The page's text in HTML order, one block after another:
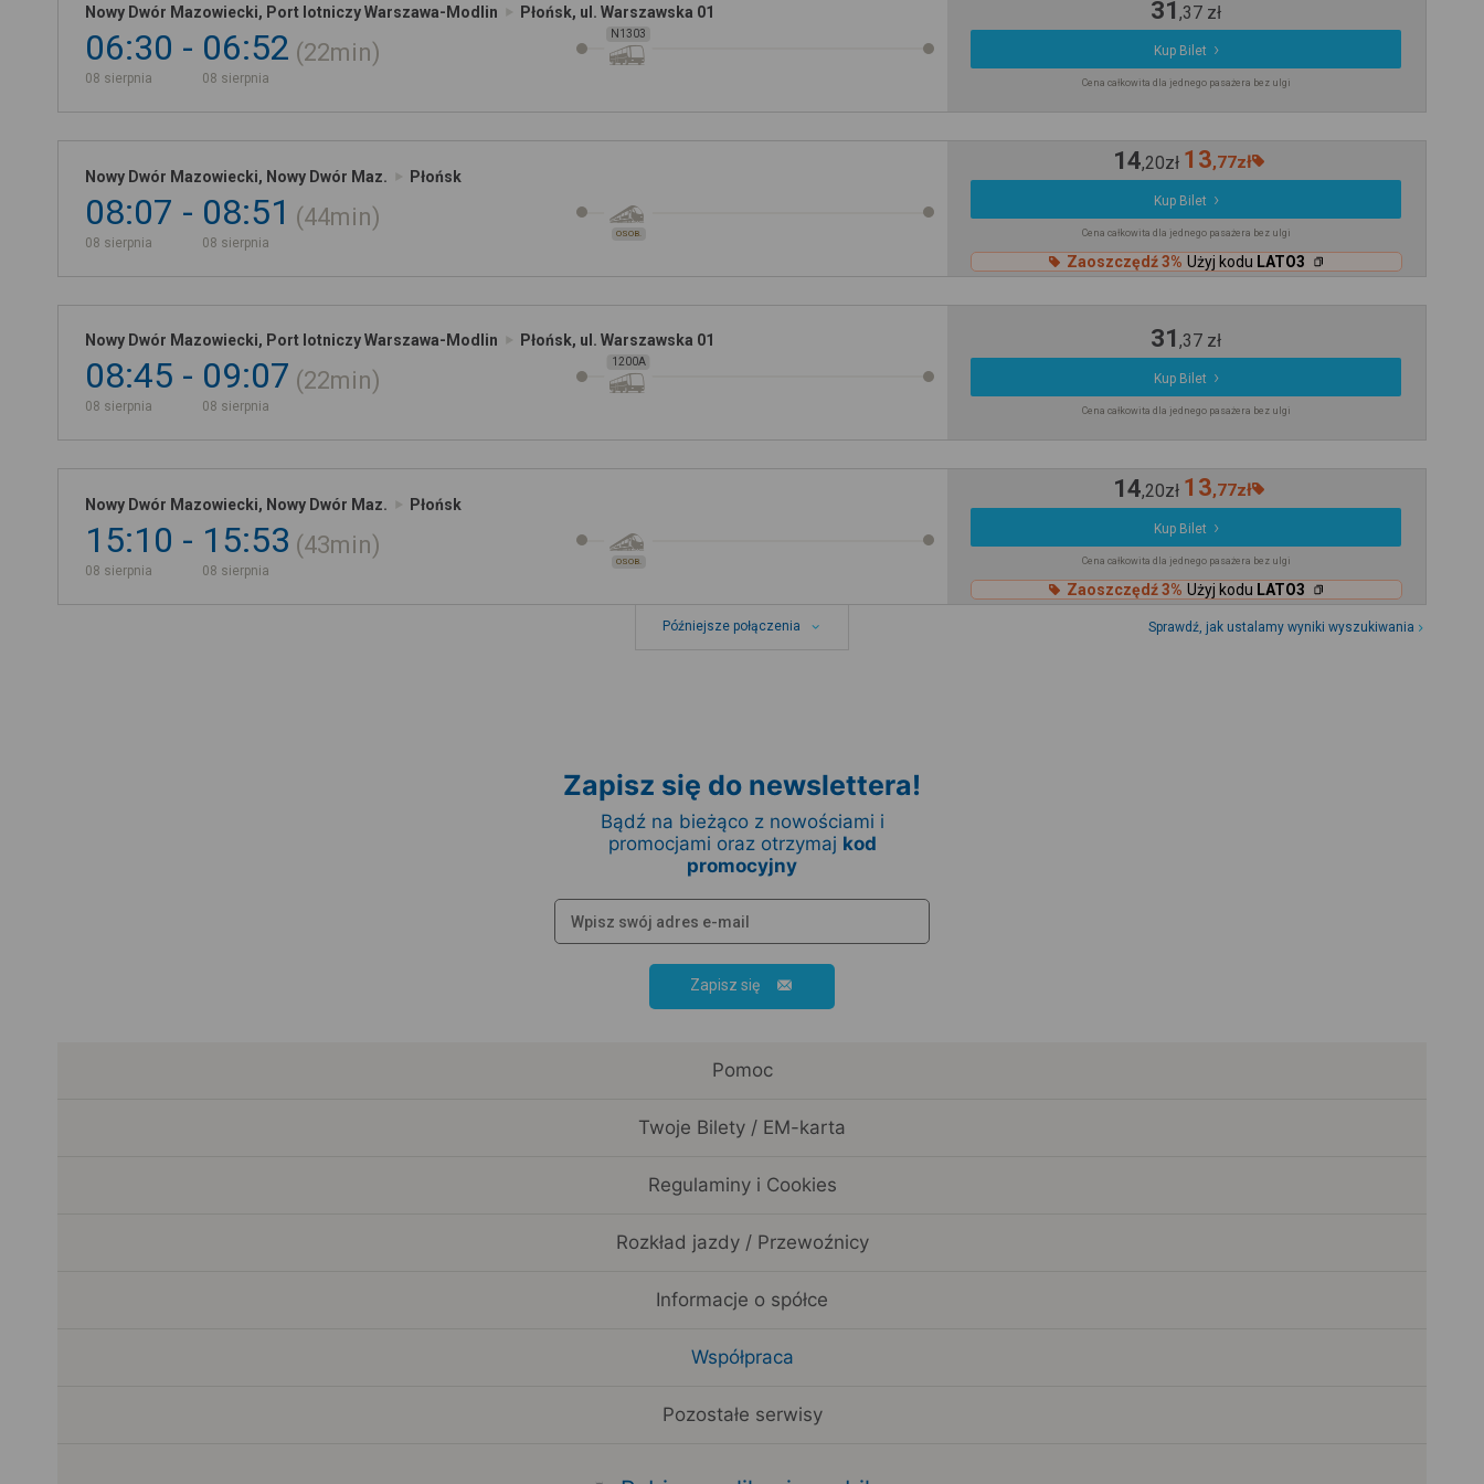
Nowy Dwór Mazowiecki, Port lotniczy Warszawa-Modlin Płońsk, ul. Warszawska 01
06:30
08 sierpnia
06:52
08 sierpnia
22min
N1303
31,37 zł
Kup Bilet
Cena całkowita dla jednego pasażera bez ulgi
Nowy Dwór Mazowiecki, Nowy Dwór Maz. Płońsk
08:07
08 sierpnia
08:51
08 sierpnia
44min
OSOB.
14,20zł 13,77zł
Kup Bilet
Cena całkowita dla jednego pasażera bez ulgi
Zaoszczędź 3% Użyj kodu LATO3
Nowy Dwór Mazowiecki, Port lotniczy Warszawa-Modlin Płońsk, ul. Warszawska 01
08:45
08 sierpnia
09:07
08 sierpnia
22min
1200A
31,37 zł
Kup Bilet
Cena całkowita dla jednego pasażera bez ulgi
Nowy Dwór Mazowiecki, Nowy Dwór Maz. Płońsk
15:10
08 sierpnia
15:53
08 sierpnia
43min
OSOB.
14,20zł 13,77zł
Kup Bilet
Cena całkowita dla jednego pasażera bez ulgi
Zaoszczędź 3% Użyj kodu LATO3
Późniejsze połączenia Sprawdź, jak ustalamy wyniki wyszukiwania
Zapisz się do newslettera!
Bądź na bieżąco z nowościami i
promocjami oraz otrzymaj kod
promocyjny
Zapisz się
Pomoc
Twoje Bilety / EM-karta
Regulaminy i Cookies
Rozkład jazdy / Przewoźnicy
Informacje o spółce
Współpraca
Pozostałe serwisy